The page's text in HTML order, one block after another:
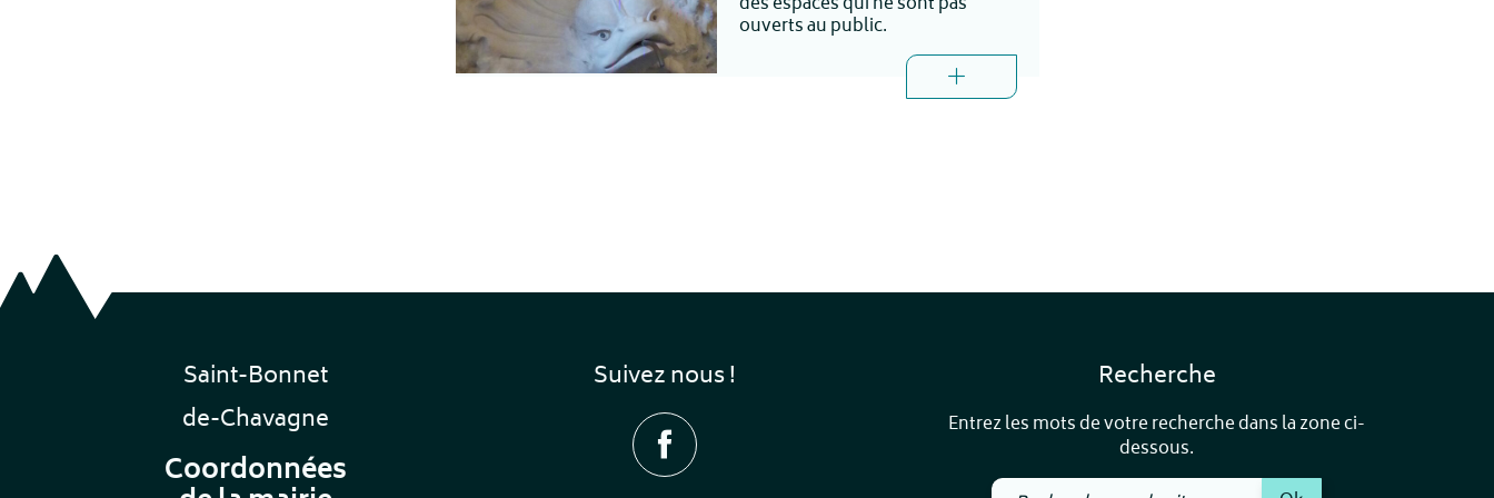
ouverts au public.
Saint-Bonnet
de-Chavagne
Coordonnées
Suivez nous ! Recherche
Entrez les mots de votre recherche dans la zone ci-
dessous.
Recherchez